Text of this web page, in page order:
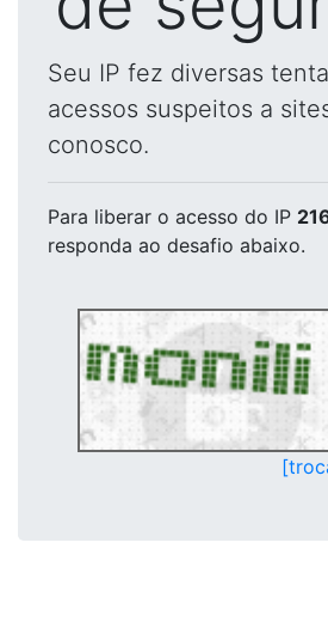
Seu IP fez diversas
acessos suspeitos a
conosco.
Para liberar o acesso do IP
responda ao desafio abaixo.